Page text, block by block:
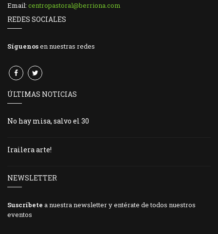
Email: centropastoral@berriona.com
REDES SOCIALES
Síguenosen nuestras redes
ÚLTIMAS NOTICIAS
No hay misa, salvo el 30
Irailera arte!
NEWSLETTER
Suscríbete a nuestra newsletter y entérate de todos nuestros
eventos